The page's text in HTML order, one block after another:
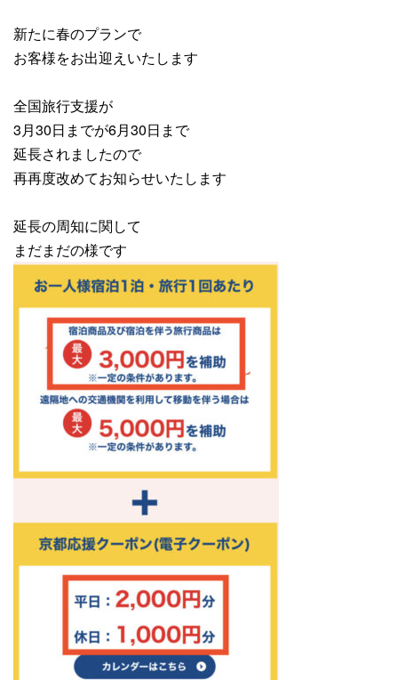
新たに春のプランで
お客様をお出迎えいたします
全国旅行支援が
3月30日までが6月30日まで
延長されましたので
再再度改めてお知らせいたします
延長の周知に関して
まだまだの様です